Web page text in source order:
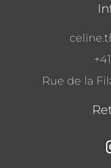
Rue de la